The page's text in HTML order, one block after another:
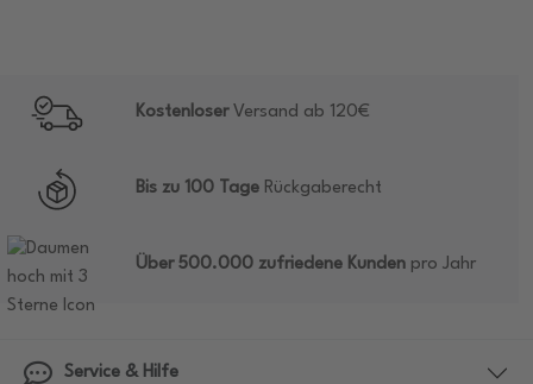
KostenloserVersand ab 120€
Bis zu 100 Tage Rückgaberecht
Über 500.000 zufriedene Kunden pro Jahr
Service & Hilfe